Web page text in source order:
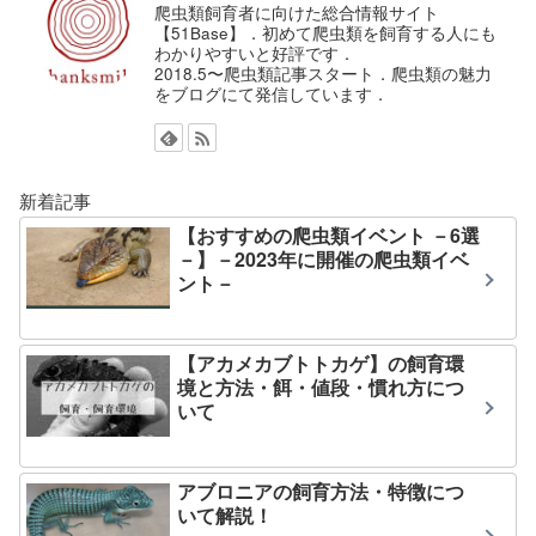
爬虫類飼育者に向けた総合情報サイト
【51Base】．初めて爬虫類を飼育する人にも
わかりやすいと好評です．
2018.5〜爬虫類記事スタート．爬虫類の魅力
をブログにて発信しています．
新着記事
【おすすめの爬虫類イベント －6選
－】－2023年に開催の爬虫類イベ
ント－
【アカメカブトトカゲ】の飼育環
境と方法・餌・値段・慣れ方につ
いて
アブロニアの飼育方法・特徴につ
いて解説！